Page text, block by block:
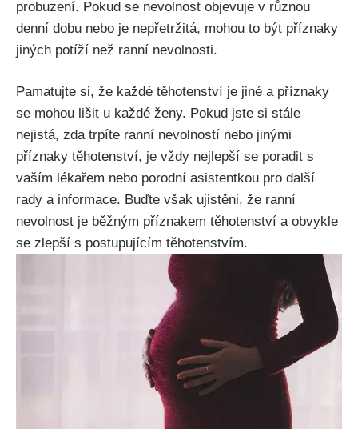
probuzení. Pokud se nevolnost objevuje v různou
denní dobu nebo⁢ je ​nepřetržitá, mohou ⁤to být⁤ příznaky
⁤jiných potíží než ranní nevolnosti.
Pamatujte si, že každé těhotenství je jiné‍ a příznaky
⁣se ​mohou⁤ lišit u každé ženy. Pokud jste si stále
nejistá, zda trpíte ranní nevolností nebo jinými
příznaky těhotenství, je vždy nejlepší se poradit s
vaším ‍lékařem nebo porodní asistentkou pro‍ další
rady a informace. Buďte ‍však ujistěni, že ranní
nevolnost je‌ běžným ‍příznakem těhotenství a obvykle
se zlepší s postupujícím těhotenstvím.